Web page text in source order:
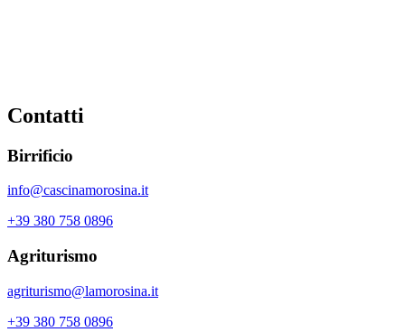
Contatti
Birrificio
info@cascinamorosina.it
+39 380 758 0896
Agriturismo
agriturismo@lamorosina.it
+39 380 758 0896